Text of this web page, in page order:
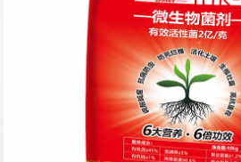
代尔